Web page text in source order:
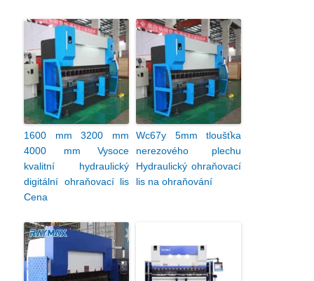
1600 mm 3200 mm
4000 mm Vysoce
kvalitní hydraulický
digitální ohraňovací lis
Cena
Wc67y 5mm tloušťka
nerezového plechu
Hydraulický ohraňovací
lis na ohraňování